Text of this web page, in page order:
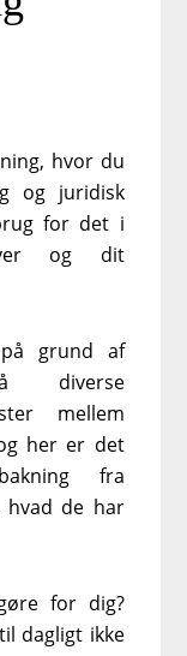
hvor du
og juridisk
for det i
og dit
grund af
diverse
mellem
her er det
fra
hvad de har
for dig?
dagligt ikke